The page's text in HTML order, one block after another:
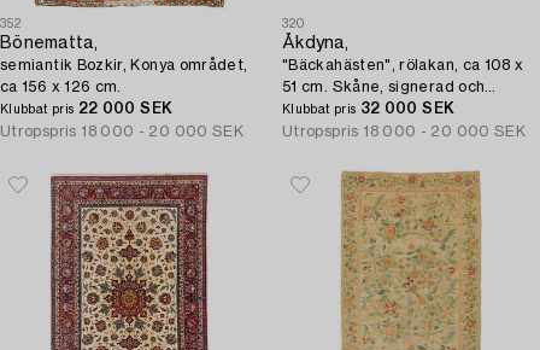
352
Bönematta,
semiantik Bozkir, Konya området,
ca 156 x 126 cm.
Klubbat pris 22 000 SEK
Utropspris 18 000 - 20 000 SEK
320
Åkdyna,
"Bäckahästen", rölakan, ca 108 x
51 cm. Skåne, signerad och
daterad 1788.
Klubbat pris 32 000 SEK
Utropspris 18 000 - 20 000 SEK